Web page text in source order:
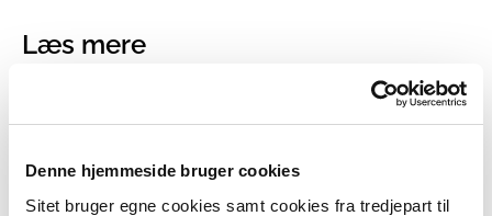
Denne hjemmeside bruger cookies
Sitet bruger egne cookies samt cookies fra tredjepart til
Læs mere
Tilsyn med
emissionsgrænseværdierne